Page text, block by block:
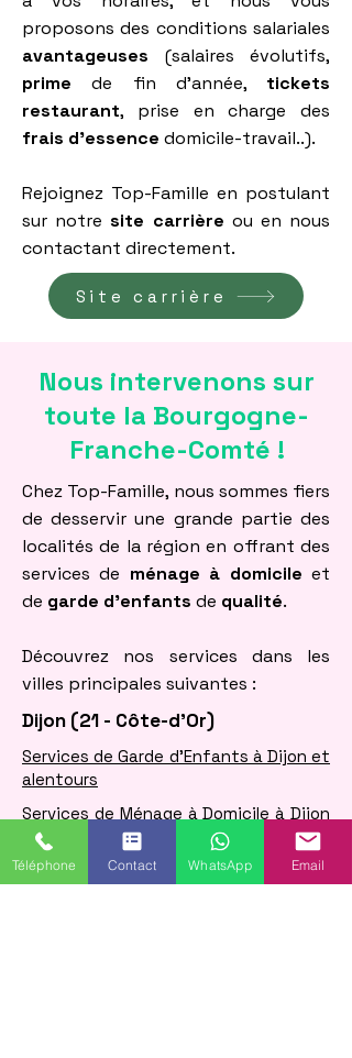
proposons des conditions salariales
avantageuses (salaires évolutifs,
prime de fin d'année, tickets
restaurant, prise en charge des
frais d'essence domicile-travail..).
Rejoignez Top-Famille en postulant
sur notresite carrière ou en nous
contactant directement.
Site carrière
Nous intervenons sur
toute la Bourgogne-
Franche-Comté !
Chez Top-Famille, nous sommes fiers
de desservir une grande partie des
localités de la région en offrant des
services de ménage à domicile et
de garde d'enfants de qualité.
Découvrez nos services dans les
villes principales suivantes :
​Dijon (21 - Côte-d'Or)
​Services de Garde d'Enfants à Dijon et
alentours
​Services de Ménage à Domicile à Dijon
et alentours
​Besançon (25 - Doubs)
Téléphone Contact WhatsApp Email